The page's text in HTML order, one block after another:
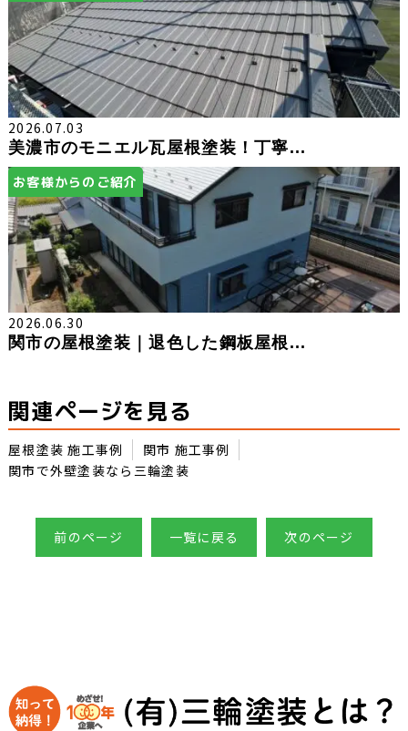
2026.07.03
美濃市のモニエル瓦屋根塗装！丁寧...
お客様からのご紹介
2026.06.30
関市の屋根塗装｜退色した鋼板屋根...
関連ページを見る
屋根塗装 施工事例
関市 施工事例
関市で外壁塗装なら三輪塗装
前のページ 一覧に戻る 次のページ